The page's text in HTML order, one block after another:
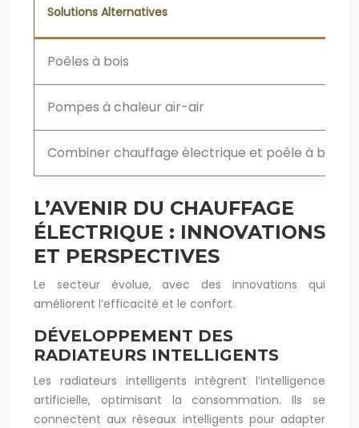
Solutions Alternatives
Poêles à bois
Pompes à chaleur air-air
Combiner chauffage électrique et poêle à bois
L’AVENIR DU CHAUFFAGE
ÉLECTRIQUE : INNOVATIONS
ET PERSPECTIVES
Le secteur évolue, avec des innovations qui
améliorent l’efficacité et le confort.
DÉVELOPPEMENT DES
RADIATEURS INTELLIGENTS
Les radiateurs intelligents intègrent l’intelligence
artificielle, optimisant la consommation. Ils se
connectent aux réseaux intelligents pour adapter